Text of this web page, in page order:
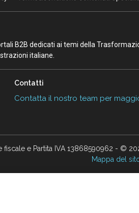
B2B dedicati ai temi della
italiane.
Contatti
Contatta il nostro team per
e Partita IVA 13868590962 - ©
Mappa del